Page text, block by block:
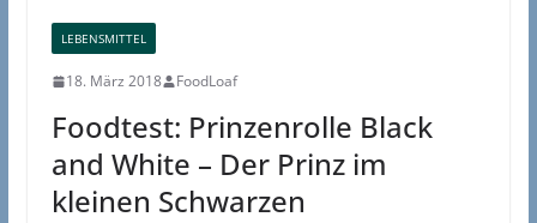
LEBENSMITTEL
18. März 2018 FoodLoaf
Foodtest: Prinzenrolle Black
and White – Der Prinz im
kleinen Schwarzen